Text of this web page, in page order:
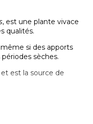
, est une plante vivace
qualités.
si des apports
sèches.
est la source de